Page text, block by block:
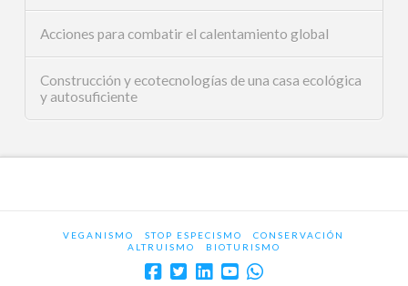
Acciones para combatir el calentamiento global
Construcción y ecotecnologías de una casa ecológica
y autosuficiente
VEGANISMO STOP ESPECISMO
CONSERVACIÓN
ALTRUISMO
BIOTURISMO